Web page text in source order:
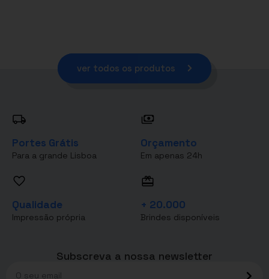
ver todos os produtos
Portes Grátis
Para a grande Lisboa
Orçamento
Em apenas 24h
Qualidade
Impressão própria
+ 20.000
Brindes disponíveis
Subscreva a nossa newsletter